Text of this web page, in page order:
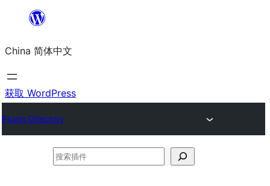
内
容
China 简体中文
获取 WordPress
Plugin Directory
搜